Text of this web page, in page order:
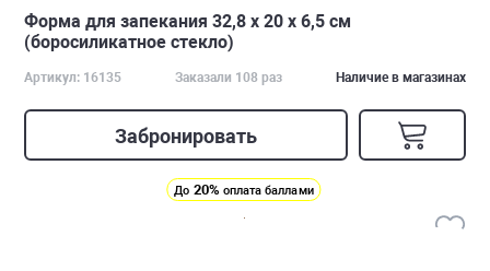
Форма для запекания 32,8 x 20 х 6,5 см
(боросиликатное стекло)
Артикул: 16135 Заказали 108 раз Наличие в магазинах
Забронировать
До 20% оплата баллами